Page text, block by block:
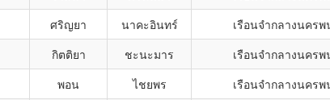
ศริญยา นาคะอินทร์ เรือนจำกลางนครพ
กิตติยา ชะนะมาร เรือนจำกลางนครพ
พอน ไชยพร เรือนจำกลางนครพ